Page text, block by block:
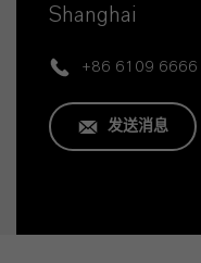
Shanghai
+86 6109 6666
发送消息